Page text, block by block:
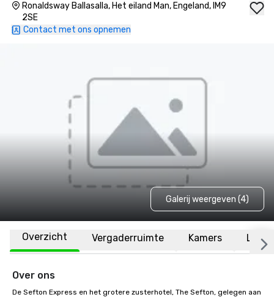
Ronaldsway Ballasalla, Het eiland Man, Engeland, IM9
2SE
Contact met ons opnemen
Galerij weergeven (4)
Overzicht Vergaderruimte Kamers
Over ons
De Sefton Express en het grotere zusterhotel, The Sefton, gelegen aan